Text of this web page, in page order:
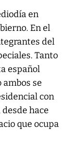
en
En el
del
Tanto
español
se
con
hace
que ocupa